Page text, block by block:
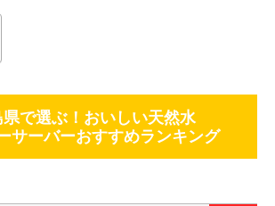
で選ぶ！おいしい天然水
サーバーおすすめランキング